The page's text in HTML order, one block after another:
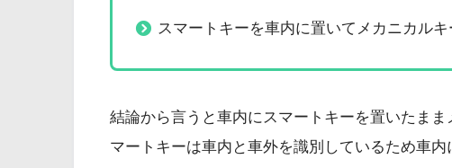
スマートキーを車内に置いてメカニカル
結論から言うと車内にスマートキーを置いたま
マートキーは車内と車外を識別しているため車